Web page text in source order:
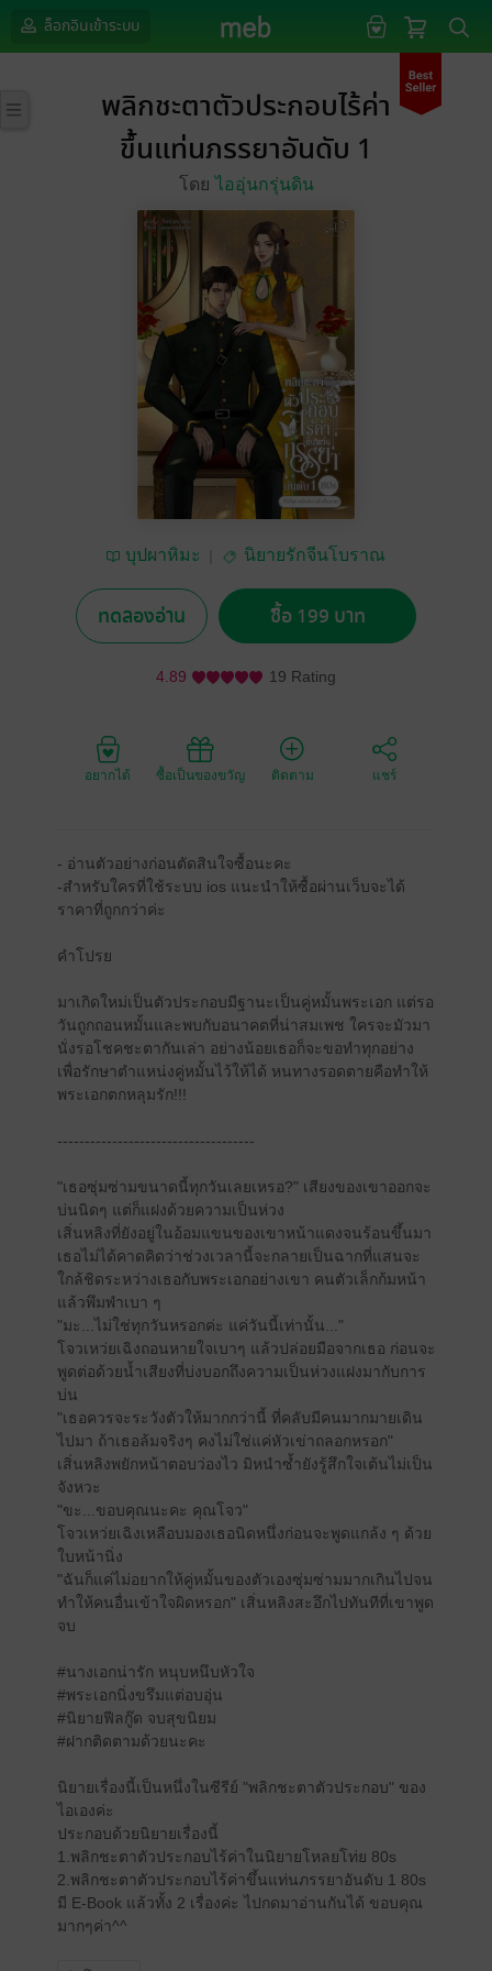
ล็อกอินเข้าระบบ
พลิกชะตาตัวประกอบไร้ค่า
ขึ้นแท่นภรรยาอันดับ 1
โดย ไออุ่นกรุ่นดิน
บุปผาหิมะ นิยายรักจีนโบราณ
ทดลองอ่าน ซื้อ 199 บาท
4.89 19 Rating
อยากได้ ซื้อเป็นของขวัญ ติดตาม แชร์
- อ่านตัวอย่างก่อนตัดสินใจซื้อนะคะ
-สำหรับใครที่ใช้ระบบ ios แนะนำให้ซื้อผ่านเว็บจะได้
ราคาที่ถูกกว่าค่ะ
คำโปรย
มาเกิดใหม่เป็นตัวประกอบมีฐานะเป็นคู่หมั้นพระเอก แต่รอ
วันถูกถอนหมั้นและพบกับอนาคตที่น่าสมเพช ใครจะมัวมา
นั่งรอโชคชะตากันเล่า อย่างน้อยเธอก็จะขอทำทุกอย่าง
เพื่อรักษาตำแหน่งคู่หมั้นไว้ให้ได้ หนทางรอดตายคือทำให้
พระเอกตกหลุมรัก!!!
------------------------------------
"เธอซุ่มซ่ามขนาดนี้ทุกวันเลยเหรอ?" เสียงของเขาออกจะ
บ่นนิดๆ แต่ก็แฝงด้วยความเป็นห่วง
เสิ่นหลิงที่ยังอยู่ในอ้อมแขนของเขาหน้าแดงจนร้อนขึ้นมา
เธอไม่ได้คาดคิดว่าช่วงเวลานี้จะกลายเป็นฉากที่แสนจะ
ใกล้ชิดระหว่างเธอกับพระเอกอย่างเขา คนตัวเล็กก้มหน้า
แล้วพึมพำเบา ๆ
"มะ...ไม่ใช่ทุกวันหรอกค่ะ แค่วันนี้เท่านั้น..."
โจวเหว่ยเฉิงถอนหายใจเบาๆ แล้วปล่อยมือจากเธอ ก่อนจะ
พูดต่อด้วยน้ำเสียงที่บ่งบอกถึงความเป็นห่วงแฝงมากับการ
บ่น
"เธอควรจะระวังตัวให้มากกว่านี้ ที่คลับมีคนมากมายเดิน
ไปมา ถ้าเธอล้มจริงๆ คงไม่ใช่แค่หัวเข่าถลอกหรอก"
เสิ่นหลิงพยักหน้าตอบว่องไว มิหนำซ้ำยังรู้สึกใจเต้นไม่เป็น
จังหวะ
"ขะ...ขอบคุณนะคะ คุณโจว"
โจวเหว่ยเฉิงเหลือบมองเธอนิดหนึ่งก่อนจะพูดแกล้ง ๆ ด้วย
ใบหน้านิ่ง
"ฉันก็แค่ไม่อยากให้คู่หมั้นของตัวเองซุ่มซ่ามมากเกินไปจน
ทำให้คนอื่นเข้าใจผิดหรอก" เสิ่นหลิงสะอึกไปทันทีที่เขาพูด
จบ
#นางเอกน่ารัก หนุบหนึบหัวใจ
#พระเอกนิ่งขรึมแต่อบอุ่น
#นิยายฟีลกู๊ด จบสุขนิยม
#ฝากติดตามด้วยนะคะ
นิยายเรื่องนี้เป็นหนึ่งในซีรีย์ "พลิกชะตาตัวประกอบ" ของ
ไอเองค่ะ
ประกอบด้วยนิยายเรื่องนี้
1.พลิกชะตาตัวประกอบไร้ค่าในนิยายโหลยโท่ย 80s
2.พลิกชะตาตัวประกอบไร้ค่าขึ้นแท่นภรรยาอันดับ 1 80s
มี E-Book แล้วทั้ง 2 เรื่องค่ะ ไปกดมาอ่านกันได้ ขอบคุณ
มากๆค่า^^